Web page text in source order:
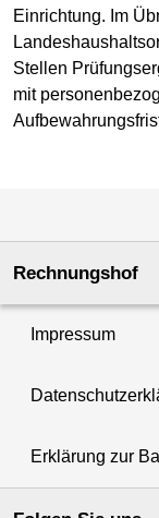
Einrichtung. Im
Stellen
mit
Rechnungshof
Impressum
Erklärung zur